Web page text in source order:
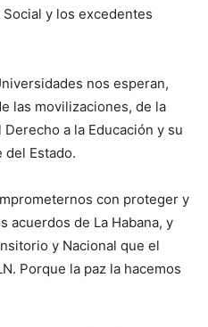
y los excedentes
nos esperan,
las movilizaciones, de la
a la Educación y su
del Estado.
con proteger y
acuerdos de La Habana, y
y Nacional que el
Porque la paz la hacemos